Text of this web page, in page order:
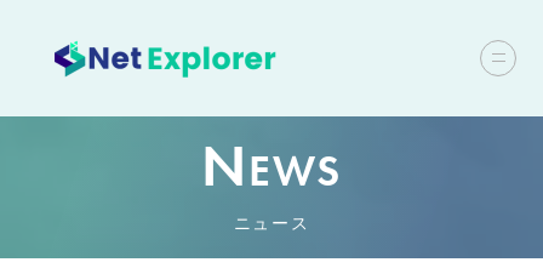
NEWS
ニュース